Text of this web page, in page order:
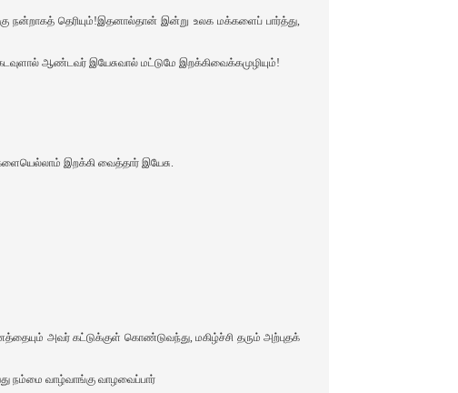
நன்றாகத் தெரியும்!இதனால்தான் இன்று உலக மக்களைப் பார்த்து,
ஆண்டவர் இயேசுவால் மட்டுமே இறக்கிவைக்கமுழியும்‌!
இறக்கி வைத்தார் இயேசு.
அவர் கட்டுக்குள் கொண்டுவந்து, மகிழ்ச்சி தரும் அற்புதக்
நம்மை வாழ்வாங்கு வாழவைப்பார்